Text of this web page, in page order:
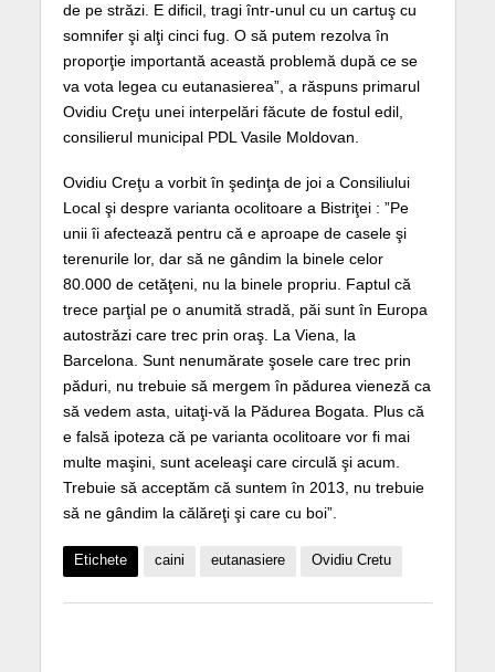
de pe străzi. E dificil, tragi într-unul cu un cartuş cu
somnifer şi alţi cinci fug. O să putem rezolva în
proporţie importantă această problemă după ce se
va vota legea cu eutanasierea”, a răspuns primarul
Ovidiu Creţu unei interpelări făcute de fostul edil,
consilierul municipal PDL Vasile Moldovan.
Ovidiu Creţu a vorbit în şedinţa de joi a Consiliului
Local şi despre varianta ocolitoare a Bistriţei : ”Pe
unii îi afectează pentru că e aproape de casele şi
terenurile lor, dar să ne gândim la binele celor
80.000 de cetăţeni, nu la binele propriu. Faptul că
trece parţial pe o anumită stradă, păi sunt în Europa
autostrăzi care trec prin oraş. La Viena, la
Barcelona. Sunt nenumărate şosele care trec prin
păduri, nu trebuie să mergem în pădurea vieneză ca
să vedem asta, uitaţi-vă la Pădurea Bogata. Plus că
e falsă ipoteza că pe varianta ocolitoare vor fi mai
multe maşini, sunt aceleaşi care circulă şi acum.
Trebuie să acceptăm că suntem în 2013, nu trebuie
să ne gândim la călăreţi şi care cu boi”.
Etichete caini eutanasiere Ovidiu Cretu